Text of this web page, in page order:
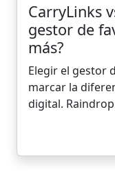
CarryLinks
gestor de
más?
Elegir el gestor
marcar la
digital.
pero ¿es el
trabajar? En
Raindrop con